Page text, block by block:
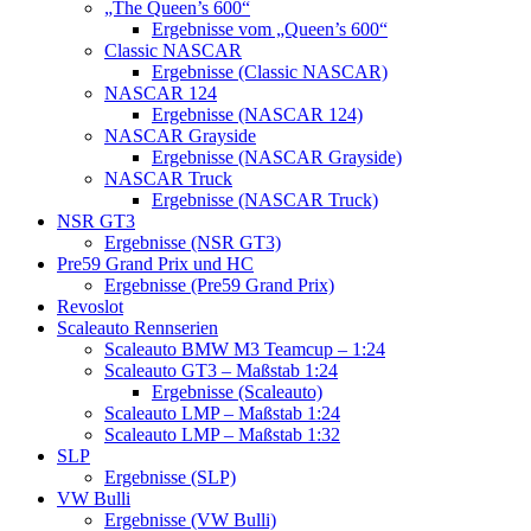
„The Queen’s 600“
Ergebnisse vom „Queen’s 600“
Classic NASCAR
Ergebnisse (Classic NASCAR)
NASCAR 124
Ergebnisse (NASCAR 124)
NASCAR Grayside
Ergebnisse (NASCAR Grayside)
NASCAR Truck
Ergebnisse (NASCAR Truck)
NSR GT3
Ergebnisse (NSR GT3)
Pre59 Grand Prix und HC
Ergebnisse (Pre59 Grand Prix)
Revoslot
Scaleauto Rennserien
Scaleauto BMW M3 Teamcup – 1:24
Scaleauto GT3 – Maßstab 1:24
Ergebnisse (Scaleauto)
Scaleauto LMP – Maßstab 1:24
Scaleauto LMP – Maßstab 1:32
SLP
Ergebnisse (SLP)
VW Bulli
Ergebnisse (VW Bulli)